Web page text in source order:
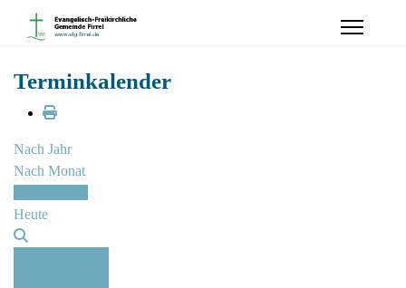
Terminkalender
Nach Jahr
Nach Monat
Heute